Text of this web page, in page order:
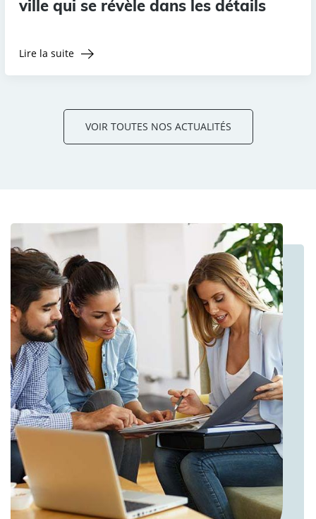
ville qui se révèle dans les détails
Lire la suite
VOIR TOUTES NOS ACTUALITÉS